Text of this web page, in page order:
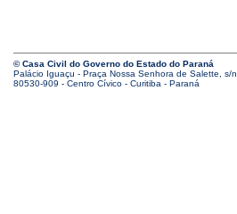
© Casa Civil do Governo do Estado do Paraná
Palácio Iguaçu - Praça Nossa Senhora de Salette, s/n
80530-909 - Centro Cívico - Curitiba - Paraná